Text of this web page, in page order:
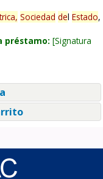
Sociedad del Estado,
préstamo: Signatura